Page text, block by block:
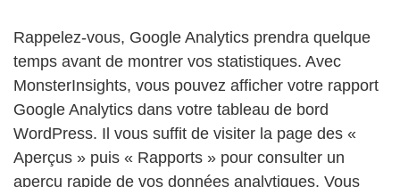
Rappelez-vous, Google Analytics prendra quelque
temps avant de montrer vos statistiques. Avec
MonsterInsights, vous pouvez afficher votre rapport
Google Analytics dans votre tableau de bord
WordPress. Il vous suffit de visiter la page des «
Aperçus » puis « Rapports » pour consulter un
aperçu rapide de vos données analytiques. Vous